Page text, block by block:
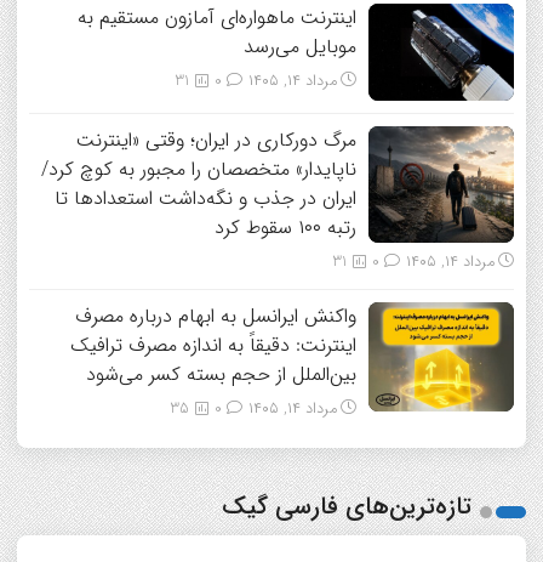
اینترنت ماهواره‌ای آمازون مستقیم به
موبایل می‌رسد
مرداد ۱۴, ۱۴۰۵ 31
مرگ دورکاری در ایران؛ وقتی «اینترنت
ناپایدار» متخصصان را مجبور به کوچ کرد/
ایران در جذب و نگه‌داشت استعدادها تا
رتبه ۱۰۰ سقوط کرد
مرداد ۱۴, ۱۴۰۵ 31
واکنش ایرانسل به ابهام درباره مصرف
اینترنت: دقیقاً به اندازه مصرف ترافیک
بین‌الملل از حجم بسته کسر می‌شود
مرداد ۱۴, ۱۴۰۵ 35
تازه‌ترین‌های فارسی گیک